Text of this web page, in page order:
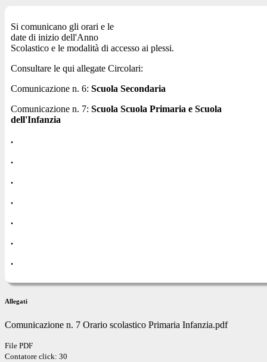
Si comunicano gli orari e le
date di inizio dell'Anno
Scolastico e le modalità di accesso ai plessi.
Consultare le qui allegate Circolari:
Comunicazione n. 6: Scuola Secondaria
Comunicazione n. 7: Scuola Scuola Primaria e Scuola
dell'Infanzia
.
.
.
.
.
.
.
Allegati
Comunicazione n. 7 Orario scolastico Primaria Infanzia.pdf
File PDF
Contatore click: 30